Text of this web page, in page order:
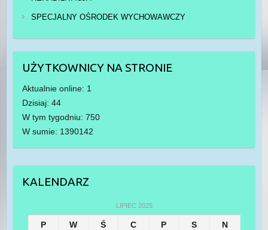
SPECJALNY OŚRODEK WYCHOWAWCZY
UŻYTKOWNICY NA STRONIE
Aktualnie online: 1
Dzisiaj: 44
W tym tygodniu: 750
W sumie: 1390142
KALENDARZ
LIPIEC 2025
P W Ś C P S N